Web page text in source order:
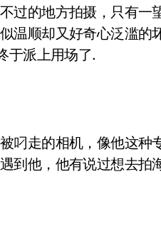
过的地方拍摄，只有一
温顺却又好奇心泛滥的
于派上用场了.
叼走的相机，像他这种
到他，他有说过想去拍